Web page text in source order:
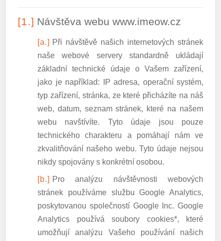
Návštěva webu www.imeow.cz
Při návštěvě našich internetových stránek
naše webové servery standardně ukládají
základní technické údaje o Vašem zařízení,
jako je například: IP adresa, operační systém,
typ zařízení, stránka, ze které přicházíte na náš
web, datum, seznam stránek, které na našem
webu navštívíte. Tyto údaje jsou pouze
technického charakteru a pomáhají nám ve
zkvalitňování našeho webu. Tyto údaje nejsou
nikdy spojovány s konkrétní osobou.
Pro analýzu návštěvnosti webových
stránek používáme službu Google Analytics,
poskytovanou společností Google Inc. Google
Analytics používá soubory cookies*, které
umožňují analýzu Vašeho používání našich